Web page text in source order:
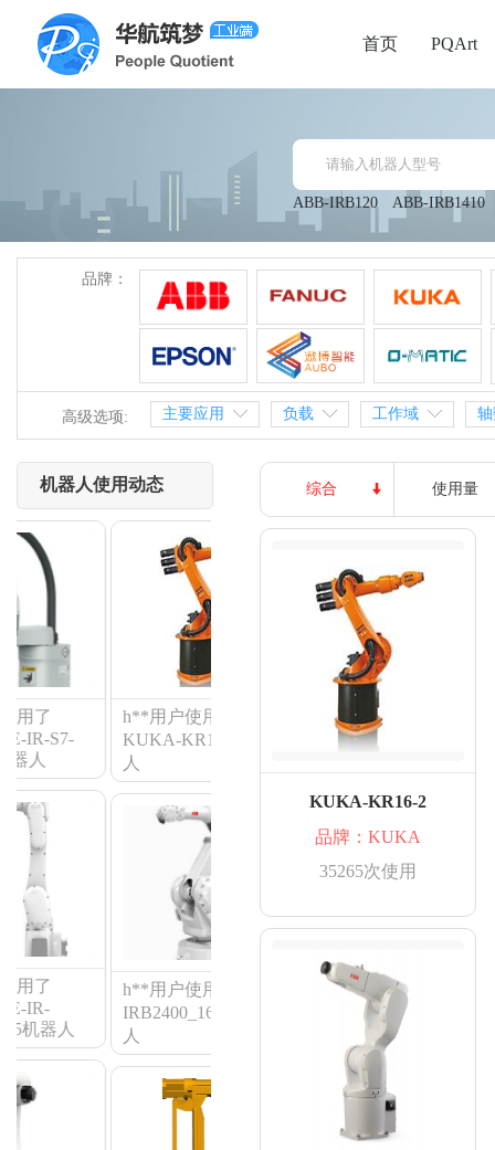
首页 PQArt
ABB-IRB120 ABB-IRB1410
品牌：
高级选项: 主要应用 负载 工作域
机器人使用动态
S7-
器人
h**用户使用了
KUKA-KR16-2机器
h**用户使用了ABB-
IRB2400_16-155机器
潘**用户使用了
ABB-IRB1410机器人
陶**用户使用了
ABB-IRB120机器人
综合 使用量
KUKA-KR16-2
品牌：KUKA
35265次使用